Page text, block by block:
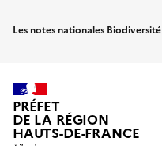
Les notes nationales Biodiversité
PRÉFET
DE LA RÉGION
HAUTS-DE-FRANCE